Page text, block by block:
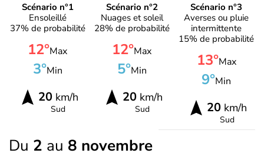
Scénario n°1
Ensoleillé
37% de probabilité
12°Max
3°Min
20km/h
Sud
Scénario n°2
Nuages et soleil
28% de probabilité
12°Max
5°Min
20km/h
Sud
Scénario n°3
Averses ou pluie
intermittente
15% de probabilité
13°Max
9°Min
20 km/h
Sud
Du 2 au 8 novembre